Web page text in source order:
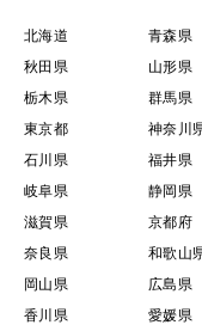
北海道 青森県
秋田県
山形県
栃木県
群馬県
東京都
神奈川
石川県
福井県
岐阜県
静岡県
滋賀県
京都府
奈良県
和歌山
岡山県
広島県
香川県
愛媛県